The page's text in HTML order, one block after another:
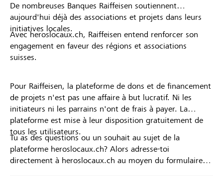
De nombreuses Banques Raiffeisen soutiennent
aujourd'hui déjà des associations et projets dans leurs
initiatives locales.
Avec heroslocaux.ch, Raiffeisen entend renforcer son
engagement en faveur des régions et associations
suisses.
Pour Raiffeisen, la plateforme de dons et de financement
de projets n'est pas une affaire à but lucratif. Ni les
initiateurs ni les parrains n'ont de frais à payer. La
plateforme est mise à leur disposition gratuitement de
tous les utilisateurs.
Tu as des questions ou un souhait au sujet de la
plateforme heroslocaux.ch? Alors adresse-toi
directement à heroslocaux.ch au moyen du formulaire